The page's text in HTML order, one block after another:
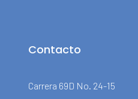
Contacto
Carrera 69D No. 24-15